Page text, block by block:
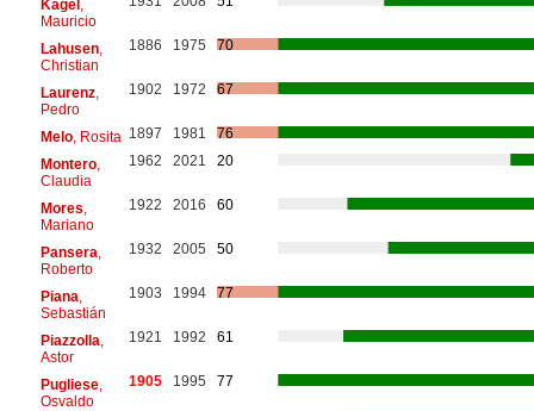
Kagel,
Mauricio
Lahusen,
Christian
1886 1975 70
Laurenz,
Pedro
1902 1972 67
Melo, Rosita 1897 1981
76
Montero,
Claudia
1962 2021 20
Mores
Mariano
1922 2016 60
Pansera
Roberto
1932 2005 50
Piana
Sebastián
1903 1994 77
Piazzolla
Astor
1921 1992 61
Pugliese,
Osvaldo
1905 1995 77